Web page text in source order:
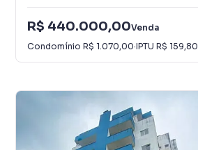
R$ 440.000,00Venda
Condomínio R$ 1.070,00·IPTU R$ 159,80